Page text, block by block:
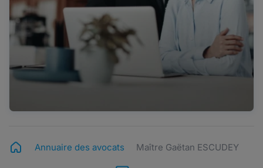
Annuaire des avocats Maître Gaëtan ESCUDEY